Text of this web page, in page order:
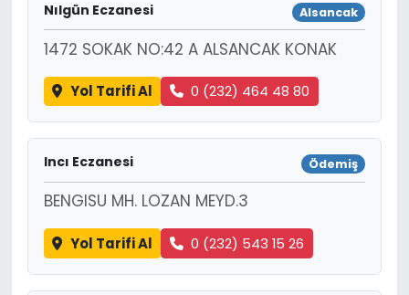
Nılgün Eczanesi Alsancak
1472 SOKAK NO:42 A ALSANCAK KONAK
Yol Tarifi Al 0 (232) 464 48 80
Incı Eczanesi Ödemiş
BENGISU MH. LOZAN MEYD.3
Yol Tarifi Al 0 (232) 543 15 26